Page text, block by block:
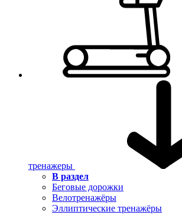
тренажеры
В раздел
Беговые дорожки
Велотренажёры
Эллиптические тренажёры